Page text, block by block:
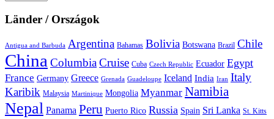
Länder / Országok
Antigua and Barbuda Argentina Bahamas Bolivia Botswana Brazil Chile
China ColumbiaCruise Cuba Czech Republic Ecuador Egypt
France Germany Greece Grenada Guadeloupe Iceland India Iran Italy
Karibik Malaysia Martinique Mongolia Myanmar Namibia
Nepal Panama Peru Puerto Rico Russia Spain Sri Lanka St. Kitts